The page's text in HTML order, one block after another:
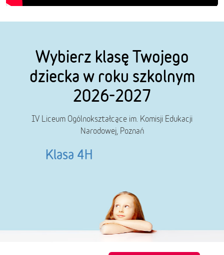
Wybierz klasę Twojego
dziecka w roku szkolnym
2026-2027
IV Liceum Ogólnokształcące im. Komisji Edukacji
Narodowej, Poznań
Klasa 4H